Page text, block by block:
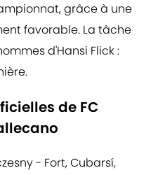
grâce à une
favorable. La tâche
d'Hansi Flick :
de FC
- Fort, Cubarsí,